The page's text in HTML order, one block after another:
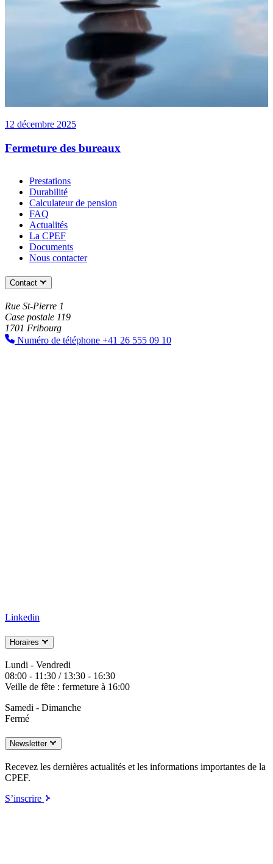
12 décembre 2025
Fermeture des bureaux
Prestations
Durabilité
Calculateur de pension
FAQ
Actualités
La CPEF
Documents
Nous contacter
Contact
Rue St-Pierre 1
Case postale 119
1701 Fribourg
Numéro de téléphone +41 26 555 09 10
Linkedin
Horaires
Lundi - Vendredi
08:00 - 11:30 / 13:30 - 16:30
Veille de fête : fermeture à 16:00
Samedi - Dimanche
Fermé
Newsletter
Recevez les dernières actualités et les informations importantes de la
CPEF.
S’inscrire